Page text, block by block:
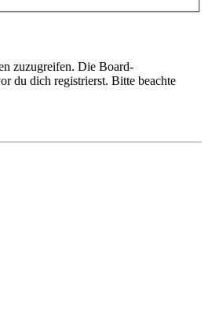
zuzugreifen. Die Board-
du dich registrierst. Bitte beachte